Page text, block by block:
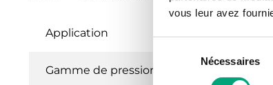
vous leur avez
consentement
Nécessaires
Application
Gamme de pression